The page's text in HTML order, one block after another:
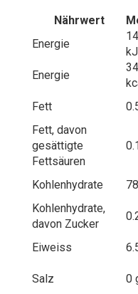
Nährwert
Energie
kJ
Energie
Fett
Fett, davon
gesättigte
Fettsäuren
Kohlenhydrate
Kohlenhydrate,
davon Zucker
Eiweiss
Salz
0